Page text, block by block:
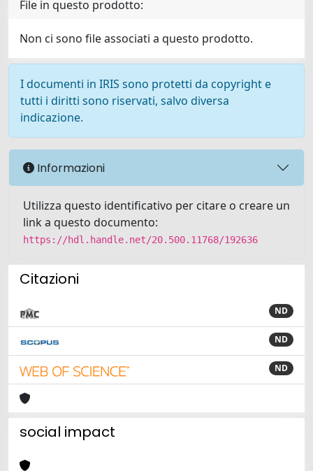
File in questo prodotto:
Non ci sono file associati a questo prodotto.
I documenti in IRIS sono protetti da copyright e
tutti i diritti sono riservati, salvo diversa
indicazione.
Informazioni
Utilizza questo identificativo per citare o creare un
link a questo documento:
https://hdl.handle.net/20.500.11768/192636
Citazioni
ND
ND
ND
social impact